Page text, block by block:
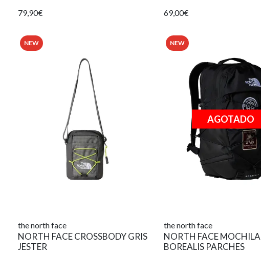
79,90€ 69,00€
NEW
the north face
NORTH FACE CROSSBODY GRIS
JESTER
NEW
AGOTADO
the north face
NORTH FACE MOCHILA
BOREALIS PARCHES